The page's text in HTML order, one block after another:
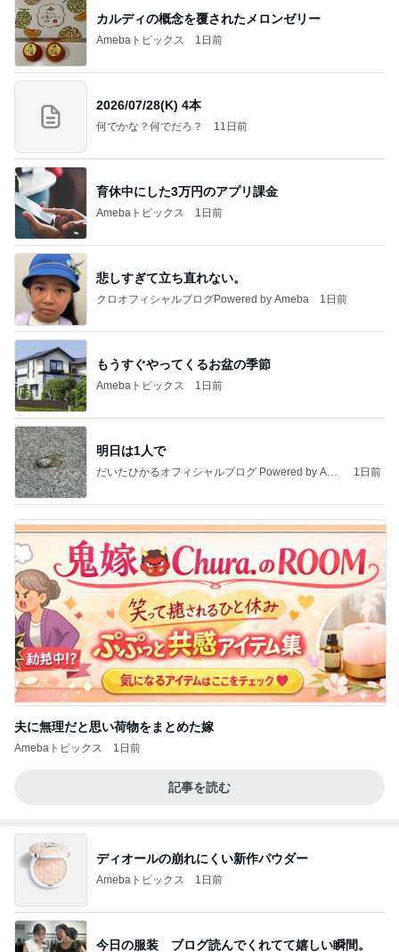
カルディの概念を覆されたメロンゼリー
Amebaトピックス 1日前
2026/07/28(K) 4本
何でかな？何でだろ？ 11日前
育休中にした3万円のアプリ課金
Amebaトピックス 1日前
悲しすぎて立ち直れない。
クロオフィシャルブログPowered by Ameba 1日前
もうすぐやってくるお盆の季節
Amebaトピックス 1日前
明日は1人で
だいたひかるオフィシャルブログ Powered by Ame
1日前
夫に無理だと思い荷物をまとめた嫁
Amebaトピックス 1日前
記事を読む
ディオールの崩れにくい新作パウダー
Amebaトピックス 1日前
今日の服装 ブログ読んでくれてて嬉しい瞬間。